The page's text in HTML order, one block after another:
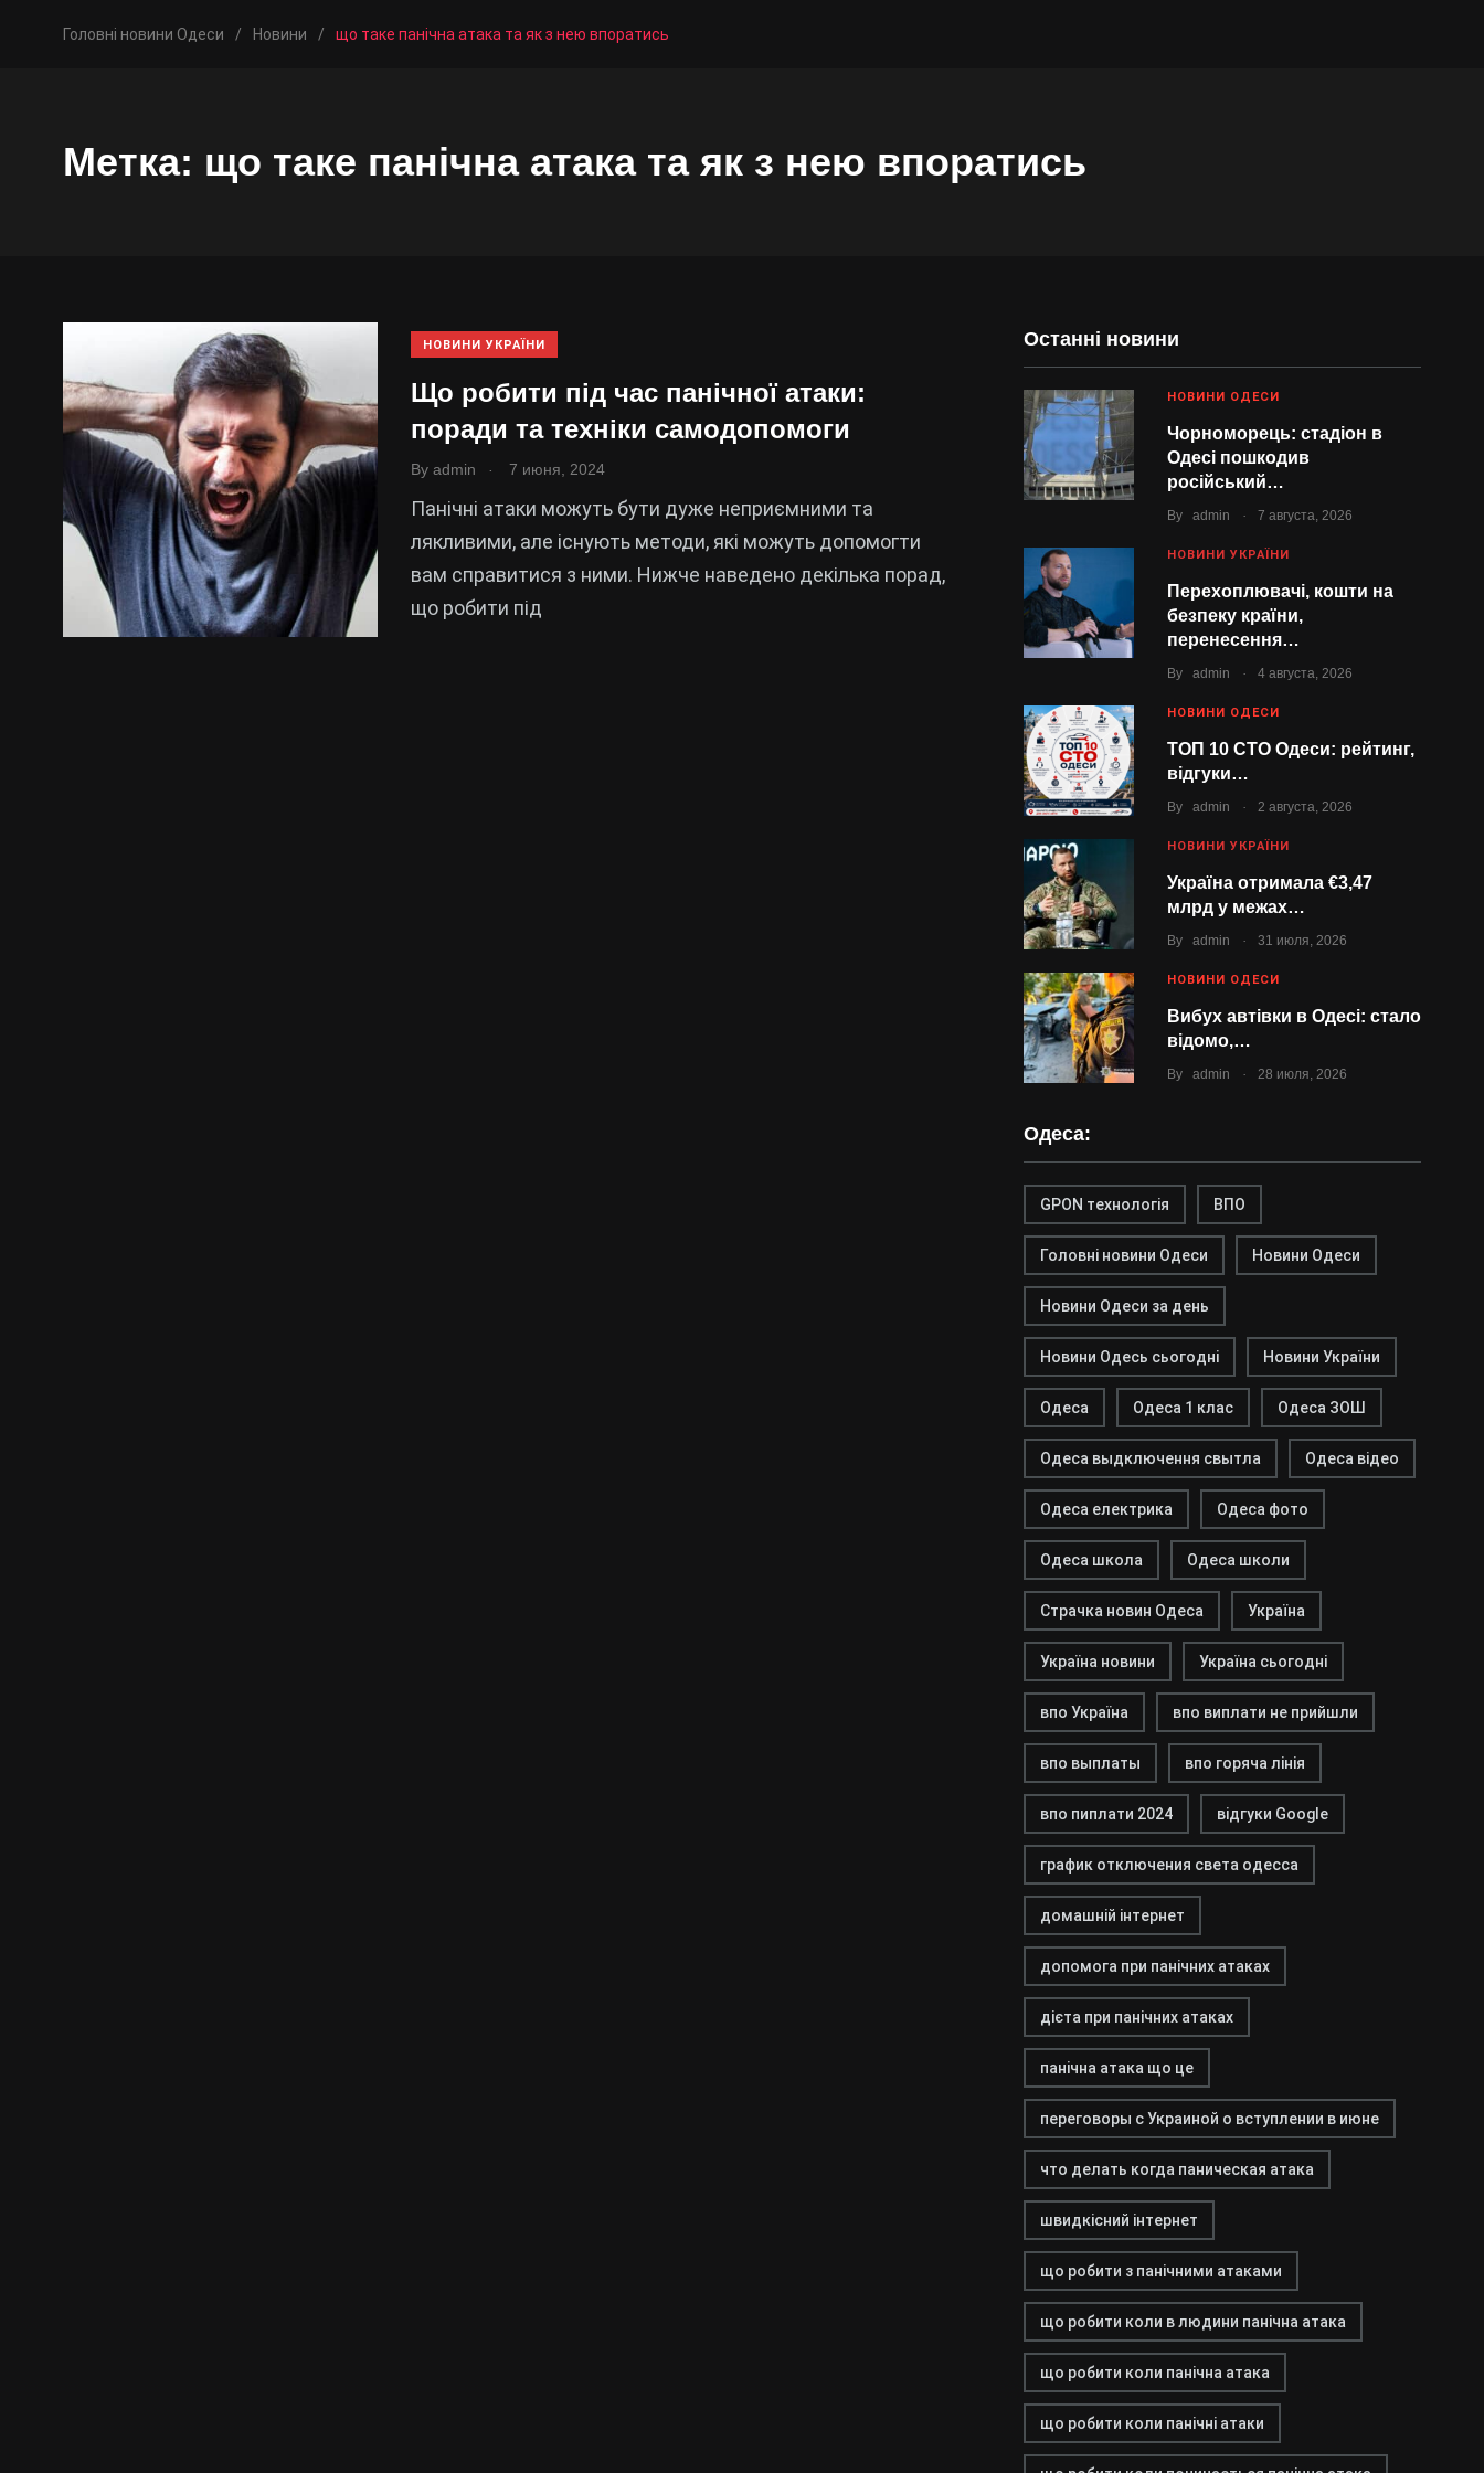
Головні новини Одеси / Новини / що таке панічна атака та як з нею впоратись
Метка: що таке панічна атака та як з нею впоратись
НОВИНИ УКРАЇНИ
Що робити під час панічної атаки:
поради та техніки самодопомоги
By admin 7 июня, 2024
Панічні атаки можуть бути дуже неприємними та
лякливими, але існують методи, які можуть допомогти
вам справитися з ними. Нижче наведено декілька порад,
що робити під
Останні новини
НОВИНИ ОДЕСИ
Чорноморець: стадіон в
Одесі пошкодив
російський…
By admin . 7 августа, 2026
НОВИНИ УКРАЇНИ
Перехоплювачі, кошти на
безпеку країни,
перенесення…
By admin . 4 августа, 2026
НОВИНИ ОДЕСИ
ТОП 10 СТО Одеси: рейтинг,
відгуки…
By admin . 2 августа, 2026
НОВИНИ УКРАЇНИ
Україна отримала €3,47
млрд у межах…
By admin . 31 июля, 2026
НОВИНИ ОДЕСИ
Вибух автівки в Одесі: стало
відомо,…
By admin . 28 июля, 2026
Одеса:
GPON технологія ВПО
Головні новини Одеси Новини Одеси
Новини Одеси за день
Новини Одесь сьогодні Новини України
Одеса Одеса 1 клас Одеса ЗОШ
Одеса выдключення свытла Одеса відео
Одеса електрика Одеса фото
Одеса школа Одеса школи
Страчка новин Одеса Україна
Україна новини Україна сьогодні
впо Україна впо виплати не прийшли
впо выплаты впо горяча лінія
впо пиплати 2024 відгуки Google
график отключения света одесса
домашній інтернет
допомога при панічних атаках
дієта при панічних атаках
панічна атака що це
переговоры с Украиной о вступлении в июне
что делать когда паническая атака
швидкісний інтернет
що робити з панічними атаками
що робити коли в людини панічна атака
що робити коли панічна атака
що робити коли панічні атаки